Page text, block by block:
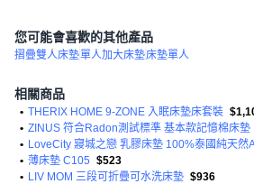
您可能會喜歡的其他產品
摺疊雙人床墊單人加大床墊床墊單人
相關商品
• THERIX HOME 9-ZONE 入眠床墊床套裝
• ZINUS 符合Radon測試標準 基本款記憶棉床墊
• LoveCity 寢城之戀 乳膠床墊 100%泰國純天然
• 薄床墊 C105 $523
• LIV MOM 三段可折疊可水洗床墊 $936